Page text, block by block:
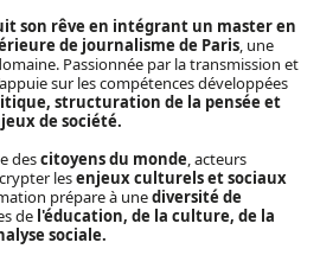
son rêve en intégrant un master en
de journalisme de Paris, une
Passionnée par la transmission et
sur les compétences développées
structuration de la pensée et
de société.
descitoyens du monde, acteurs
lesenjeux culturels et sociaux
prépare à unediversité de
de l'éducation, de la culture, de la
sociale.